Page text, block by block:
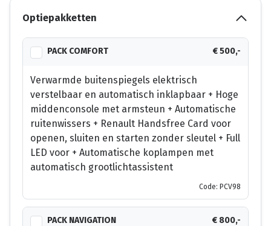
Optiepakketten
PACK COMFORT € 500,-
Verwarmde buitenspiegels elektrisch
verstelbaar en automatisch inklapbaar + Hoge
middenconsole met armsteun + Automatische
ruitenwissers + Renault Handsfree Card voor
openen, sluiten en starten zonder sleutel + Full
LED voor + Automatische koplampen met
automatisch grootlichtassistent
Code: PCV98
PACK NAVIGATION € 800,-